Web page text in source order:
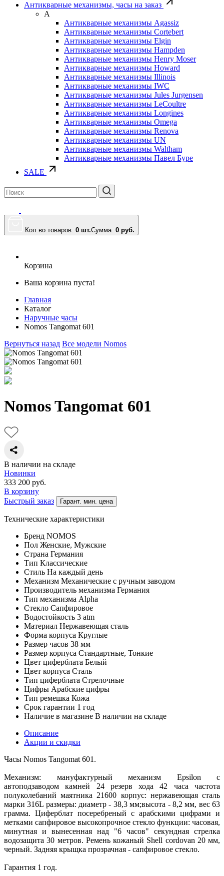
Антикварные механизмы, часы на заказ
А
Антикварные механизмы Agassiz
Антикварные механизмы Cortebert
Антикварные механизмы Elgin
Антикварные механизмы Hampden
Антикварные механизмы Henry Moser
Антикварные механизмы Howard
Антикварные механизмы Illinois
Антикварные механизмы IWC
Антикварные механизмы Jules Jurgensen
Антикварные механизмы LeCoultre
Антикварные механизмы Longines
Антикварные механизмы Omega
Антикварные механизмы Renova
Антикварные механизмы UN
Антикварные механизмы Waltham
Антикварные механизмы Павел Буре
SALE
Кол.во товаров: 0 шт.Сумма: 0 руб.
Корзина
Ваша корзина пуста!
Главная
Каталог
Наручные часы
Nomos Tangomat 601
Вернуться назад Все модели Nomos
Nomos Tangomat 601
В наличии на складе
Новинки
333 200 руб.
В корзину
Быстрый заказ
Гарант. мин. цена
Технические характеристики
Бренд NOMOS
Пол Женские, Мужские
Страна Германия
Тип Классические
Стиль На каждый день
Механизм Механические с ручным заводом
Производитель механизма Германия
Тип механизма Alpha
Стекло Сапфировое
Водостойкость 3 atm
Материал Нержавеющая сталь
Форма корпуса Круглые
Размер часов 38 мм
Размер корпуса Стандартные, Тонкие
Цвет циферблата Белый
Цвет корпуса Сталь
Тип циферблата Стрелочные
Цифры Арабские цифры
Тип ремешка Кожа
Срок гарантии 1 год
Наличие в магазине В наличии на складе
Описание
Акции и скидки
Часы Nomos Tangomat 601.
Механизм: мануфактурный механизм Epsilon с
автоподзаводом камней 24 резерв хода 42 часа частота
полуколебаний маятника 21600 корпус: нержавеющая сталь
марки 316L размеры: диаметр - 38,3 мм;высота - 8,2 мм, вес 63
грамма. Циферблат посеребреный с арабскими цифрами и
метками сапфировое высокопрочное стекло функции: часовая,
минутная и вынесенная над "6 часов" секундная стрелка
водозащита 30 метров. Ремень кожаный Shell cordovan 20 мм,
черный. Задняя крыщка прозрачная - сапфировое стекло.
Гарантия 1 год.